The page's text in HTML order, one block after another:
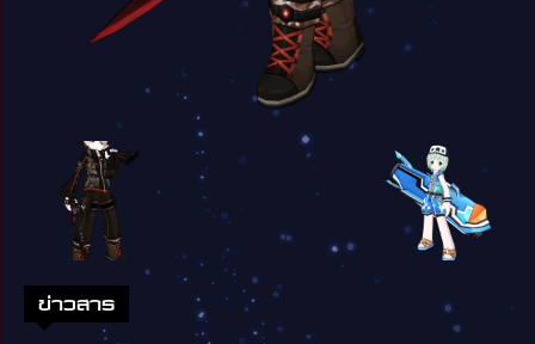
ข่าวสาร